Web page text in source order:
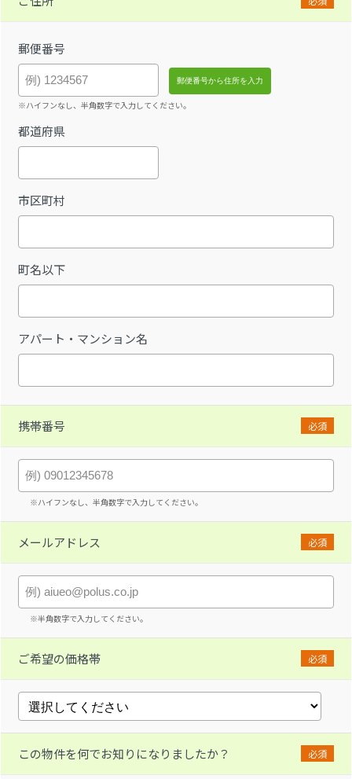
郵便番号
※ハイフンなし、半角数字で入力してください。
都道府県
市区町村
町名以下
アパート・マンション名
携帯番号 必須
※ハイフンなし、半角数字で入力してください。
メールアドレス 必須
※半角数字で入力してください。
ご希望の価格帯 必須
この物件を何でお知りになりましたか？ 必須